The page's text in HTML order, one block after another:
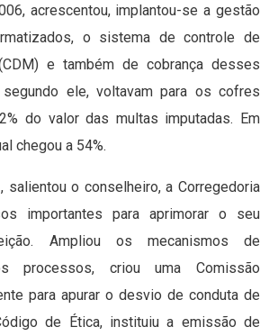
acrescentou, implantou-se a gestão
o sistema de controle de
e também de cobrança desses
ele, voltavam para os cofres
do valor das multas imputadas. Em
chegou a 54%.
salientou o conselheiro, a Corregedoria
importantes para aprimorar o seu
Ampliou os mecanismos de
processos, criou uma Comissão
para apurar o desvio de conduta de
de Ética, instituiu a emissão de